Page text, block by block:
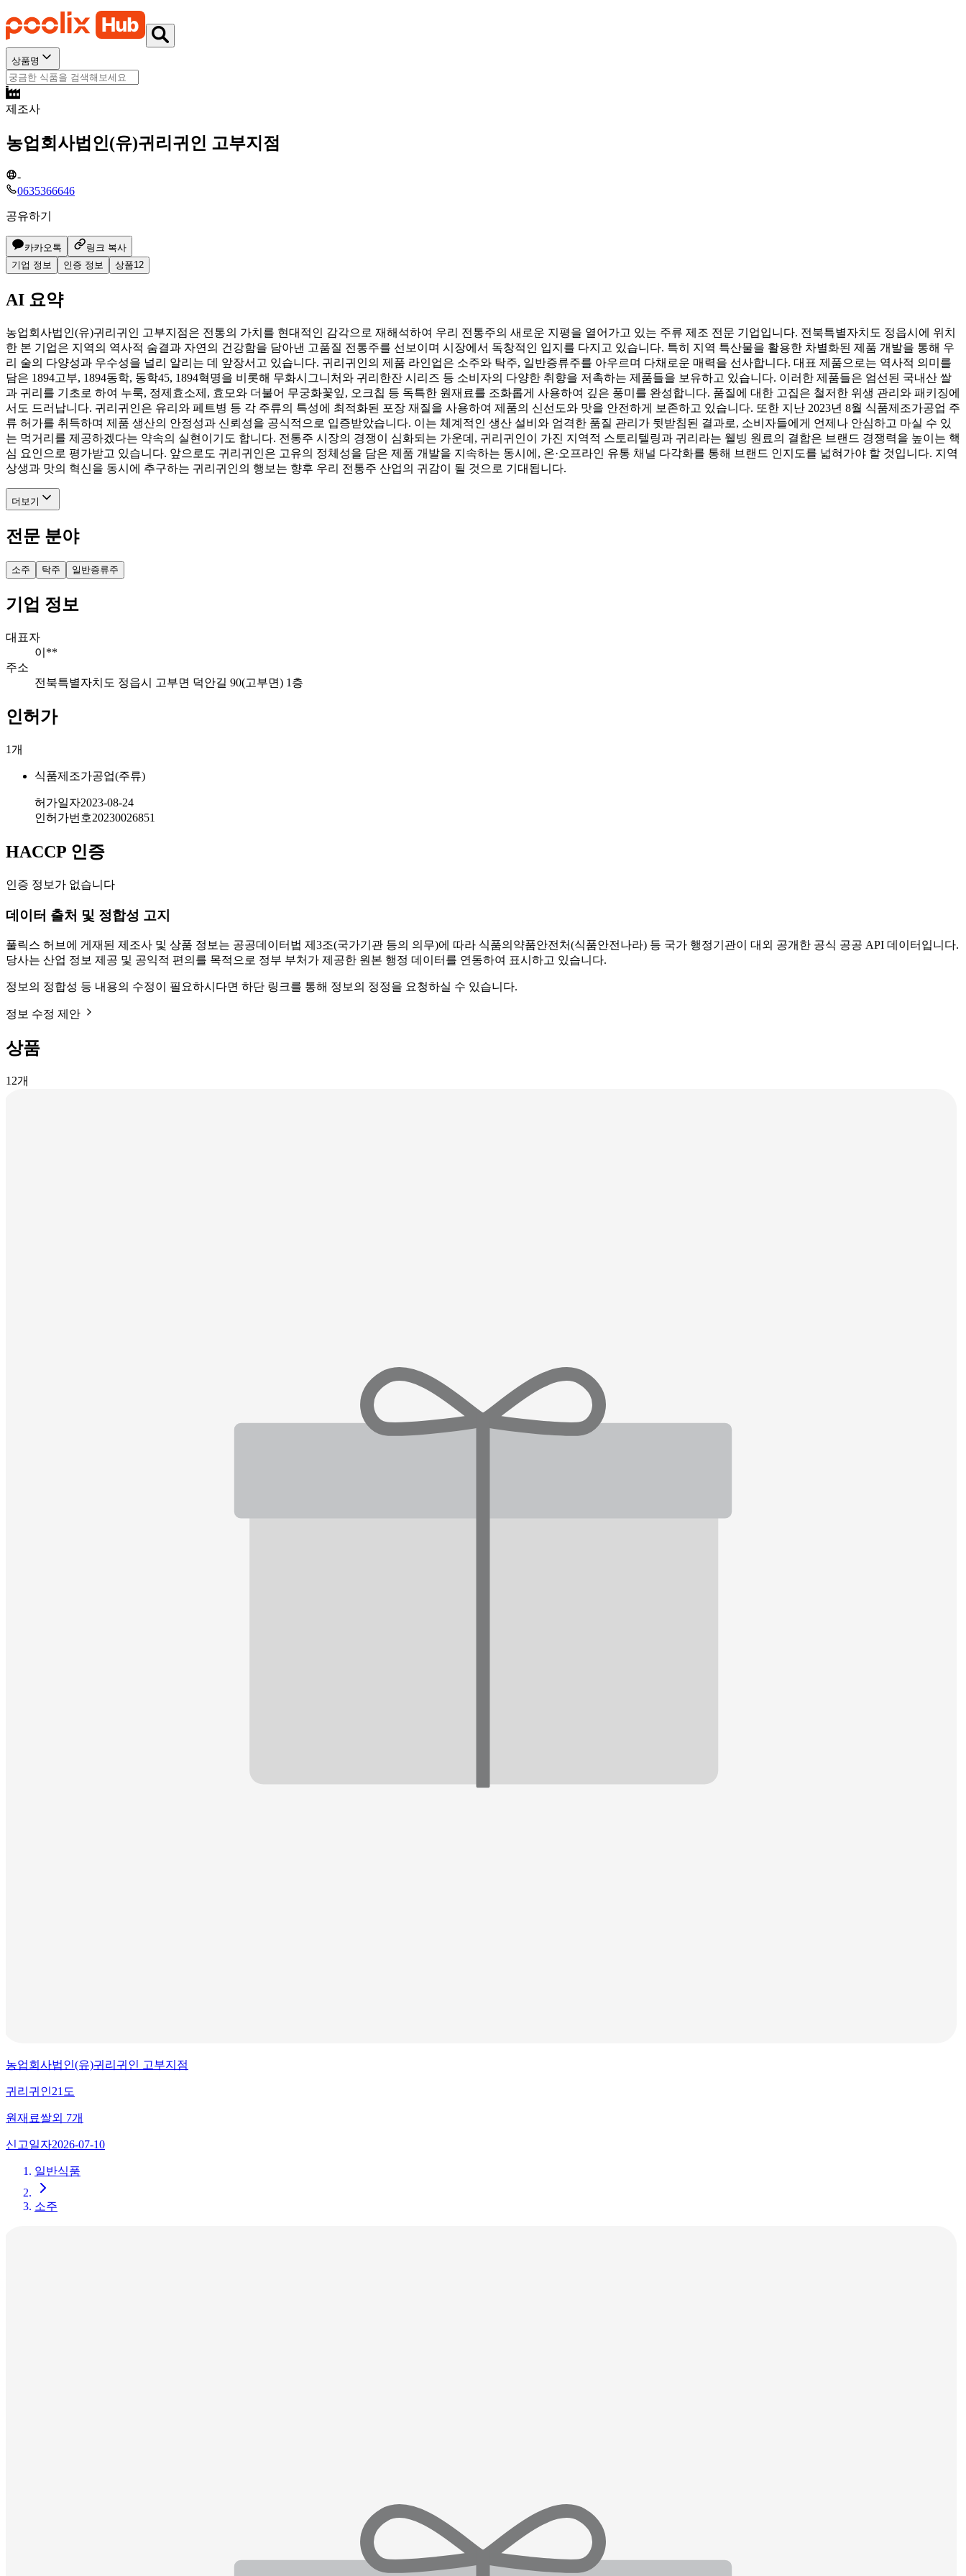
상품명
제조사
농업회사법인(유)귀리귀인 고부지점
-
0635366646
공유하기
카카오톡
링크 복사
기업 정보
인증 정보 상품12
AI 요약
농업회사법인(유)귀리귀인 고부지점은 전통의 가치를 현대적인 감각으로 재해석하여 우리 전통주의 새로운 지평을 열어가고 있는 주류 제조 전문 기업입니다. 전북특별자치도 정읍시에 위치
한 본 기업은 지역의 역사적 숨결과 자연의 건강함을 담아낸 고품질 전통주를 선보이며 시장에서 독창적인 입지를 다지고 있습니다. 특히 지역 특산물을 활용한 차별화된 제품 개발을 통해 우
리 술의 다양성과 우수성을 널리 알리는 데 앞장서고 있습니다. 귀리귀인의 제품 라인업은 소주와 탁주, 일반증류주를 아우르며 다채로운 매력을 선사합니다. 대표 제품으로는 역사적 의미를
담은 1894고부, 1894동학, 동학45, 1894혁명을 비롯해 무화시그니처와 귀리한잔 시리즈 등 소비자의 다양한 취향을 저촉하는 제품들을 보유하고 있습니다. 이러한 제품들은 엄선된 국내산 쌀
과 귀리를 기초로 하여 누룩, 정제효소제, 효모와 더불어 무궁화꽃잎, 오크칩 등 독특한 원재료를 조화롭게 사용하여 깊은 풍미를 완성합니다. 품질에 대한 고집은 철저한 위생 관리와 패키징에
서도 드러납니다. 귀리귀인은 유리와 페트병 등 각 주류의 특성에 최적화된 포장 재질을 사용하여 제품의 신선도와 맛을 안전하게 보존하고 있습니다. 또한 지난 2023년 8월 식품제조가공업 주
류 허가를 취득하며 제품 생산의 안정성과 신뢰성을 공식적으로 입증받았습니다. 이는 체계적인 생산 설비와 엄격한 품질 관리가 뒷받침된 결과로, 소비자들에게 언제나 안심하고 마실 수 있
는 먹거리를 제공하겠다는 약속의 실현이기도 합니다. 전통주 시장의 경쟁이 심화되는 가운데, 귀리귀인이 가진 지역적 스토리텔링과 귀리라는 웰빙 원료의 결합은 브랜드 경쟁력을 높이는 핵
심 요인으로 평가받고 있습니다. 앞으로도 귀리귀인은 고유의 정체성을 담은 제품 개발을 지속하는 동시에, 온·오프라인 유통 채널 다각화를 통해 브랜드 인지도를 넓혀가야 할 것입니다. 지역
상생과 맛의 혁신을 동시에 추구하는 귀리귀인의 행보는 향후 우리 전통주 산업의 귀감이 될 것으로 기대됩니다.
더보기
전문 분야
소주 탁주 일반증류주
기업 정보
대표자
이**
주소
전북특별자치도 정읍시 고부면 덕안길 90(고부면) 1층
인허가
1개
식품제조가공업(주류)
허가일자2023-08-24
인허가번호20230026851
HACCP 인증
인증 정보가 없습니다
데이터 출처 및 정합성 고지
풀릭스 허브에 게재된 제조사 및 상품 정보는 공공데이터법 제3조(국가기관 등의 의무)에 따라 식품의약품안전처(식품안전나라) 등 국가 행정기관이 대외 공개한 공식 공공 API 데이터입니다.
당사는 산업 정보 제공 및 공익적 편의를 목적으로 정부 부처가 제공한 원본 행정 데이터를 연동하여 표시하고 있습니다.
정보의 정합성 등 내용의 수정이 필요하시다면 하단 링크를 통해 정보의 정정을 요청하실 수 있습니다.
정보 수정 제안
상품
12개
농업회사법인(유)귀리귀인 고부지점
귀리귀인21도
원재료쌀외 7개
신고일자2026-07-10
일반식품
소주